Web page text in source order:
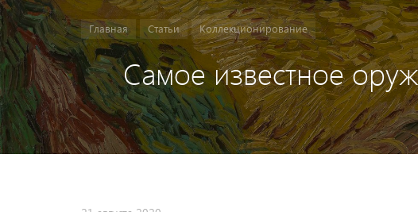
Главная Статьи Коллекционирование
Самое известное